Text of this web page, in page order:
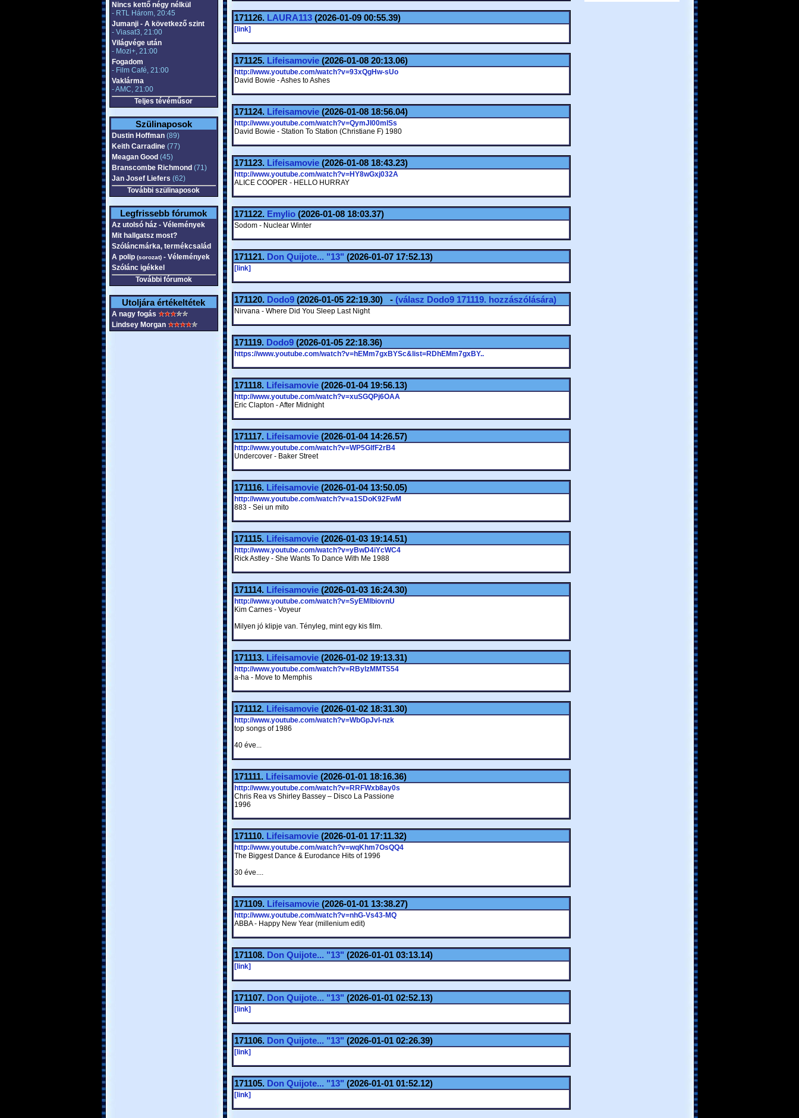
Nincs kettő négy nélkül
- RTL Három, 20:45
Jumanji - A következő szint
- Viasat3, 21:00
Világvége után
- Mozi+, 21:00
Fogadom
- Film Café, 21:00
Vaklárma
- AMC, 21:00
Teljes tévéműsor
Szülinaposok
Dustin Hoffman(89)
Keith Carradine(77)
Meagan Good (45)
Branscombe Richmond (71)
Jan Josef Liefers (62)
További szülinaposok
Legfrissebb fórumok
Az utolsó ház - Vélemények
Mit hallgatsz most?
Szóláncmárka, termékcsalád
A polip (sorozat)- Vélemények
Szólánc igékkel
További fórumok
Utoljára értékeltétek
A nagy fogás
Lindsey Morgan
171126. LAURA113(2026-01-09 00:55.39)
[link]
171125. Lifeisamovie(2026-01-08 20:13.06)
http://www.youtube.com/watch?v=93xQgHw-sUo
David Bowie - Ashes to Ashes
171124. Lifeisamovie(2026-01-08 18:56.04)
http://www.youtube.com/watch?v=QymJI00mlSs
David Bowie - Station To Station (Christiane F) 1980
171123. Lifeisamovie(2026-01-08 18:43.23)
http://www.youtube.com/watch?v=HY8wGxj032A
ALICE COOPER - HELLO HURRAY
171122. Emylio(2026-01-08 18:03.37)
Sodom - Nuclear Winter
171121. Don Quijote... "13" (2026-01-07 17:52.13)
[link]
171120. Dodo9(2026-01-05 22:19.30) - (válasz Dodo9171119. hozzászólására)
Nirvana - Where Did You Sleep Last Night
171119. Dodo9(2026-01-05 22:18.36)
https://www.youtube.com/watch?v=hEMm7gxBYSc&list=RDhEMm7gxBY..
171118. Lifeisamovie(2026-01-04 19:56.13)
http://www.youtube.com/watch?v=xuSGQPj6OAA
Eric Clapton - After Midnight
171117. Lifeisamovie(2026-01-04 14:26.57)
http://www.youtube.com/watch?v=WP5GlfF2rB4
Undercover - Baker Street
171116. Lifeisamovie(2026-01-04 13:50.05)
http://www.youtube.com/watch?v=a1SDoK92FwM
883 - Sei un mito
171115. Lifeisamovie(2026-01-03 19:14.51)
http://www.youtube.com/watch?v=yBwD4iYcWC4
Rick Astley - She Wants To Dance With Me 1988
171114. Lifeisamovie(2026-01-03 16:24.30)
http://www.youtube.com/watch?v=SyEMlbiovnU
Kim Carnes - Voyeur
Milyen jó klipje van. Tényleg, mint egy kis film.
171113. Lifeisamovie(2026-01-02 19:13.31)
http://www.youtube.com/watch?v=RBylzMMTS54
a-ha - Move to Memphis
171112. Lifeisamovie(2026-01-02 18:31.30)
http://www.youtube.com/watch?v=WbGpJvl-nzk
top songs of 1986
40 éve...
171111. Lifeisamovie(2026-01-01 18:16.36)
http://www.youtube.com/watch?v=RRFWxb8ay0s
Chris Rea vs Shirley Bassey – Disco La Passione
1996
171110. Lifeisamovie(2026-01-01 17:11.32)
http://www.youtube.com/watch?v=wqKhm7OsQQ4
The Biggest Dance & Eurodance Hits of 1996
30 éve....
171109. Lifeisamovie(2026-01-01 13:38.27)
http://www.youtube.com/watch?v=nhG-Vs43-MQ
ABBA - Happy New Year (millenium edit)
171108. Don Quijote... "13" (2026-01-01 03:13.14)
[link]
171107. Don Quijote... "13" (2026-01-01 02:52.13)
[link]
171106. Don Quijote... "13" (2026-01-01 02:26.39)
[link]
171105. Don Quijote... "13" (2026-01-01 01:52.12)
[link]